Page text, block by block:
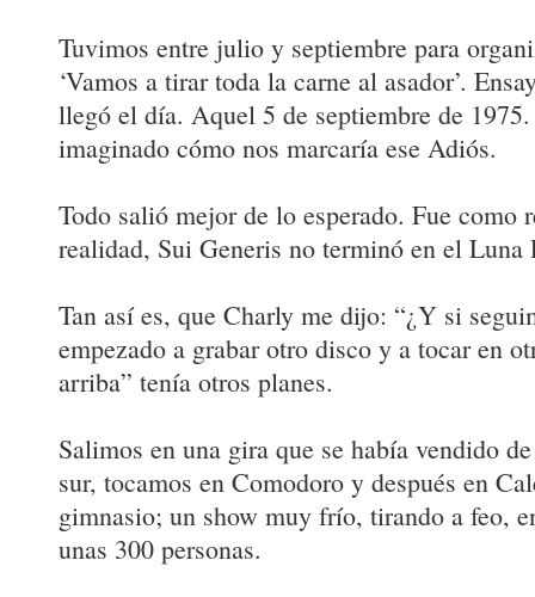
Tuvimos entre julio y septiembre para
‘Vamos a tirar toda la carne al asador’.
llegó el día. Aquel 5 de septiembre de
imaginado cómo nos marcaría ese Adiós.
Todo salió mejor de lo esperado. Fue como
realidad, Sui Generis no terminó en el Luna
Tan así es, que Charly me dijo: “¿Y si
empezado a grabar otro disco y a tocar en
arriba” tenía otros planes.
Salimos en una gira que se había vendido
sur, tocamos en Comodoro y después en
gimnasio; un show muy frío, tirando a feo,
unas 300 personas.